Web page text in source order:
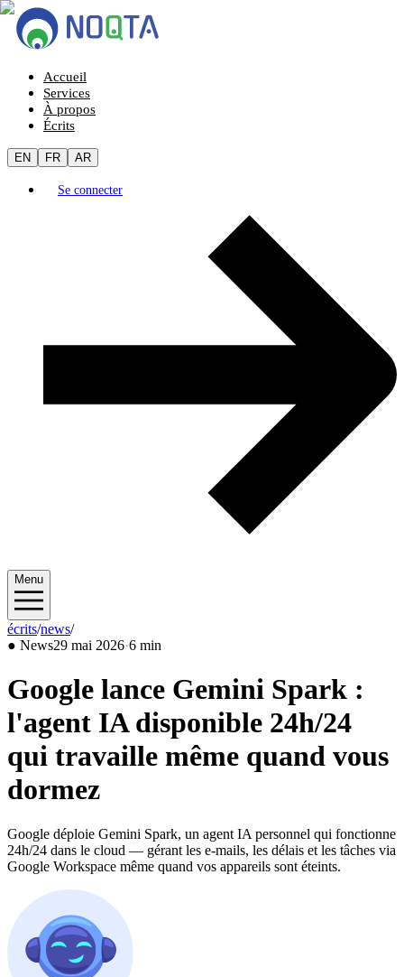
Accueil
Services
À propos
Écrits
EN FR AR
Se connecter
Menu
écrits/news/2026/05
● News29 mai 2026·6 min
Google lance Gemini Spark :
l'agent IA disponible 24h/24
qui travaille même quand vous
dormez
Google déploie Gemini Spark, un agent IA personnel qui fonctionne
24h/24 dans le cloud — gérant les e-mails, les délais et les tâches via
Google Workspace même quand vos appareils sont éteints.